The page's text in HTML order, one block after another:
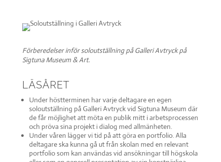
Förberedelser inför soloutställning på Galleri Avtryck på
Sigtuna Museum & Art.
LÄSÅRET
Under höstterminen har varje deltagare en egen
soloutställning på Galleri Avtryck vid Sigtuna Museum där
de får möjlighet att möta en publik mitt i arbetsprocessen
och pröva sina projekt i dialog med allmänheten.
Under våren lägger vi tid på att göra en portfolio. Alla
deltagare ska kunna gå ut från skolan med en relevant
portfolio som kan användas vid ansökningar till högskola